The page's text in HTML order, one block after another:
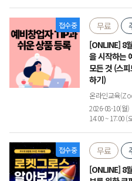
접수중 무료
[ONLINE] 8
을 시작하는
모든 것 (스
하기)
온라인교육
2026-08-10(월)
14:00 ~ 17:00 (
접수중 무료
[ONLINE] 8